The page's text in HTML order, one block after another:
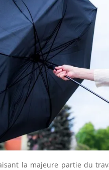
la majeure partie du